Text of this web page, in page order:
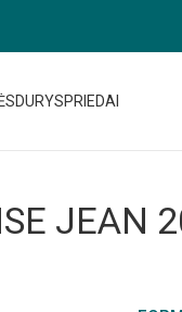
DURYSPRIEDAI
JEAN